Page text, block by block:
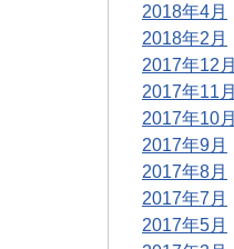
2018年4月
2018年2月
2017年12月
2017年11月
2017年10月
2017年9月
2017年8月
2017年7月
2017年5月